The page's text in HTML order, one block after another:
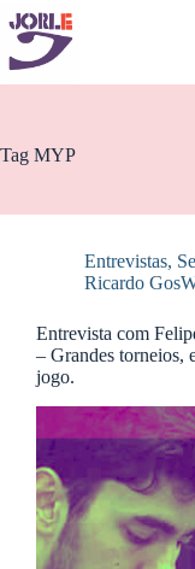
Pular
para
conteúdo
Tag MYP
Entrevistas,
Ricardo
Entrevista com
– Grandes torneios,
jogo.